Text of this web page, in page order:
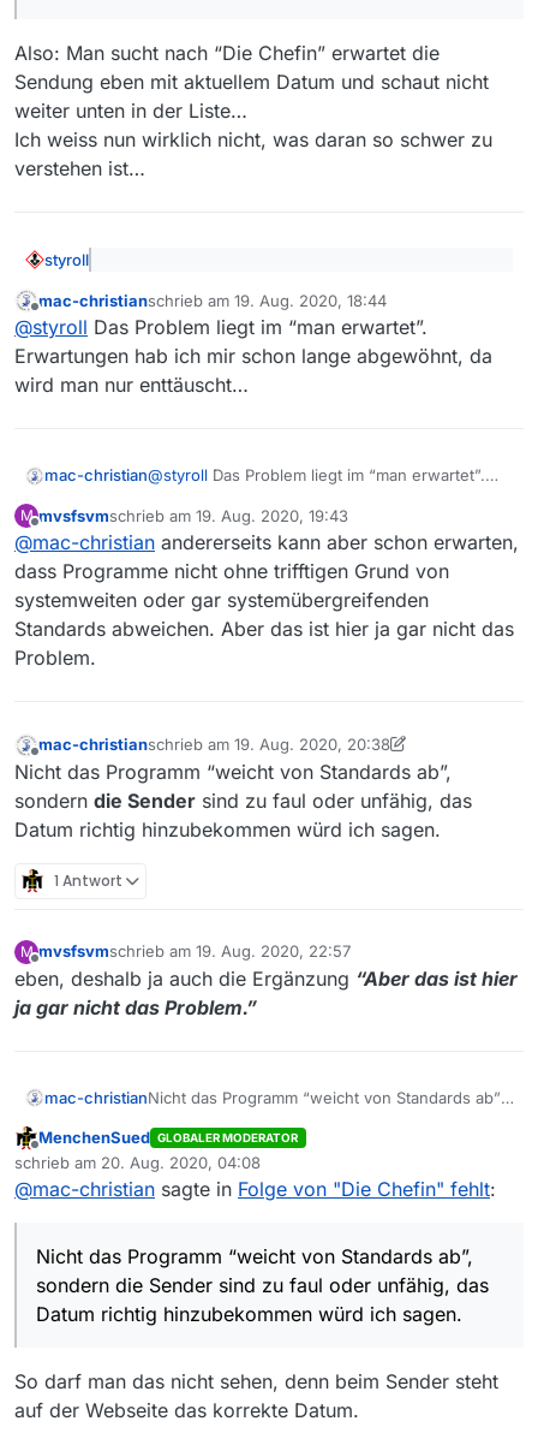
Also: Man sucht nach “Die Chefin” erwartet die
Sendung eben mit aktuellem Datum und schaut nicht
weiter unten in der Liste…
Ich weiss nun wirklich nicht, was daran so schwer zu
verstehen ist…
styroll
trotzdem über die Suche gefunden werden
müssen. Entweder hast du die Suche gar nicht
benutzt der du filterst eben doch.
Also: Man sucht nach “Die Chefin” erwartet die
Sendung eben mit aktuellem Datum und schaut nicht
weiter unten in der Liste…
Ich weiss nun wirklich nicht, was daran so schwer zu
Offline
mac-christianschrieb am 19. Aug. 2020, 18:44
zuletzt editiert von
@styroll Das Problem liegt im “man erwartet”.
Erwartungen hab ich mir schon lange abgewöhnt, da
wird man nur enttäuscht…
mac-christian@styroll Das Problem liegt im “man erwartet”.
abgewöhnt, da wird man nur enttäuscht…
M mvsfsvmschrieb am 19. Aug. 2020, 19:43
zuletzt editiert von
@mac-christian andererseits kann aber schon erwarten,
dass Programme nicht ohne trifftigen Grund von
systemweiten oder gar systemübergreifenden
Standards abweichen. Aber das ist hier ja gar nicht das
Problem.
Offline
mac-christianschrieb am 19. Aug. 2020, 20:38
zuletzt editiert von mac-christian
Nicht das Programm “weicht von Standards ab”,
sondern die Sender sind zu faul oder unfähig, das
Datum richtig hinzubekommen würd ich sagen.
1 Antwort
M
Offline
mvsfsvmschrieb am 19. Aug. 2020, 22:57
zuletzt editiert von
eben, deshalb ja auch die Ergänzung “Aber das ist hier
ja gar nicht das Problem.”
mac-christianNicht das Programm “weicht von Standards ab”,
das Datum richtig hinzubekommen würd ich
sagen.
Offline
MenchenSued GLOBALER MODERATOR
schrieb am 20. Aug. 2020, 04:08
zuletzt editiert von
@mac-christian sagte in Folge von "Die Chefin" fehlt:
Nicht das Programm “weicht von Standards ab”,
sondern die Sender sind zu faul oder unfähig, das
Datum richtig hinzubekommen würd ich sagen.
So darf man das nicht sehen, denn beim Sender steht
auf der Webseite das korrekte Datum.